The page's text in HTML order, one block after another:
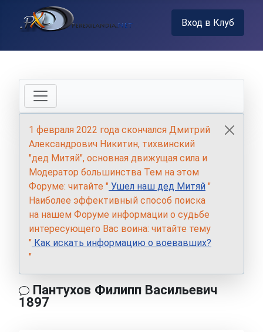
Вход в Клуб
1 февраля 2022 года скончался Дмитрий
Александрович Никитин, тихвинский
"дед Митяй", основная движущая сила и
Модератор большинства Тем на этом
Форуме: читайте " Ушел наш дед Митяй "
Наиболее эффективный способ поиска
на нашем Форуме информации о судьбе
интересующего Вас воина: читайте тему
" Как искать информацию о воевавших?
"
Пантухов Филипп Васильевич
1897